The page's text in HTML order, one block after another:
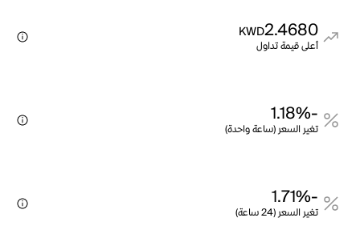
2.4680
KWD
أعلى قيمة تداول
-1.18%
تغير السعر (ساعة واحدة)
-1.71%
تغير السعر (24 ساعة)